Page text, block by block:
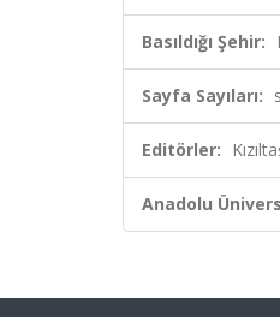
Basıldığı Şehir:
Sayfa Sayıları:
Editörler:
Anadolu